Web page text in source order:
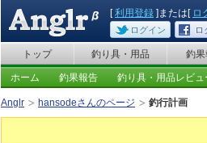
[利用登録 ]または[ ロ
ログイン ロ
トップ 釣り具・用品 釣
ホーム 釣果報告 釣り具・用品レビュ
Anglr hansodeさんのページ 釣行計画